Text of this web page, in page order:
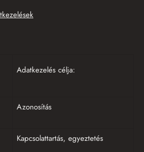
Adatkezelés célja:
Azonosítás
Kapcsolattartás, egyeztetés